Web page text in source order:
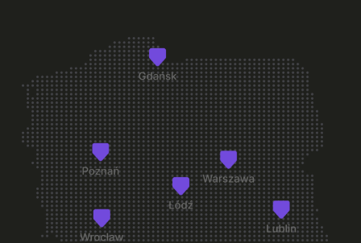
Czy mogę zmienić pokój po wprowadzeniu się?
Na jaki okres mogę wynająć pokój w Student Depot? +
Co jest wliczone w cenę pokoju?
Czy pokoje w Student Depot są umeblowane? +